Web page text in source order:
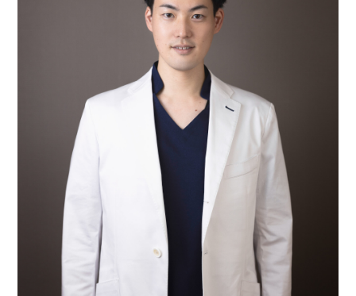
4月の休診日は下記の通りです。
※木曜、日曜、祝日がお休みとなります。 祝日のある週は
木曜診療致します。
2・6・9・13・16・20・23・29・30
WEB予約、電話予約開始しております。